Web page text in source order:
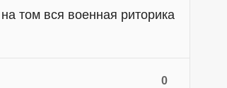
том вся военная риторика
0